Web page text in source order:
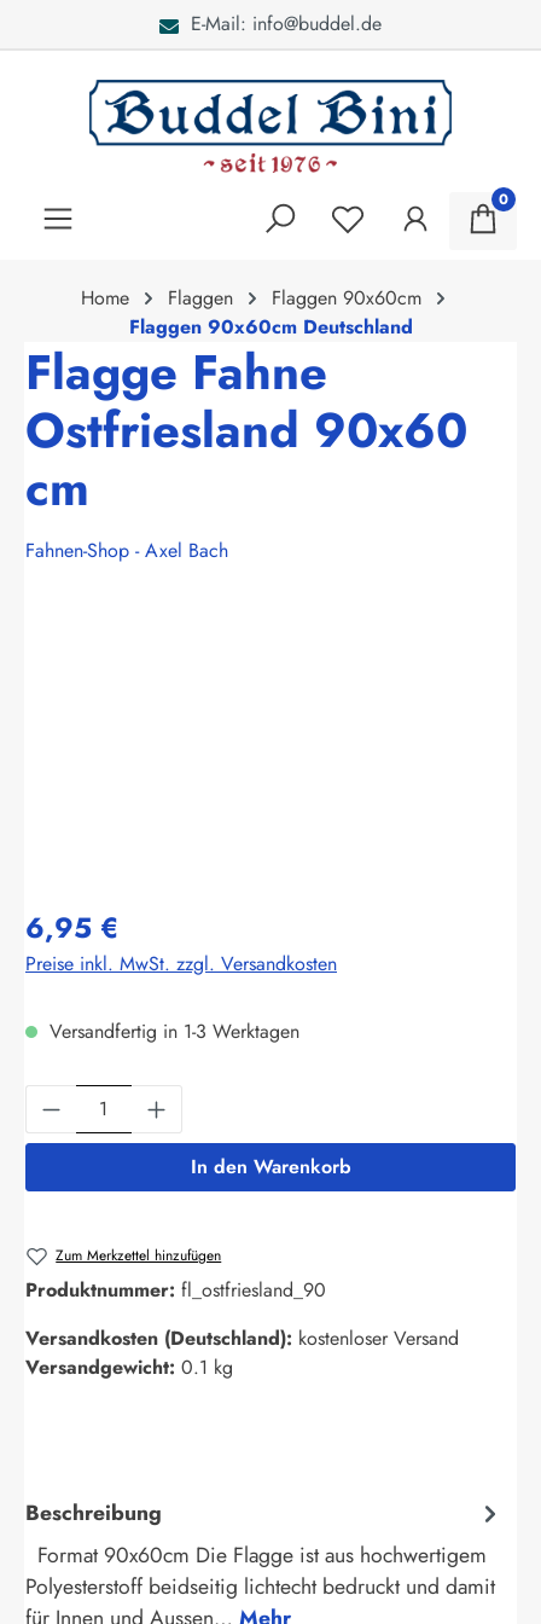
E-Mail: info@buddel.de
0
Home Flaggen
Flaggen 90x60cm
Flaggen 90x60cm Deutschland
Flagge Fahne
Ostfriesland 90x60
cm
Fahnen-Shop - Axel Bach
6,95 €
Preise inkl. MwSt. zzgl. Versandkosten
Versandfertig in 1-3 Werktagen
Produkt Anzahl: Gib den gewünschten
In den Warenkorb
Zum Merkzettel hinzufügen
Produktnummer: fl_ostfriesland_90
Versandkosten (Deutschland): kostenloser Versand
Versandgewicht: 0.1 kg
Beschreibung
Format 90x60cm Die Flagge ist aus hochwertigem
Polyesterstoff beidseitig lichtecht bedruckt und damit